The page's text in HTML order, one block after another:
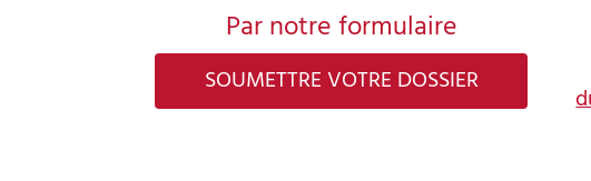
Par notre formulaire
SOUMETTRE VOTRE DOSSIER